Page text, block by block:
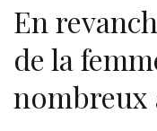
En
de la
nombreux